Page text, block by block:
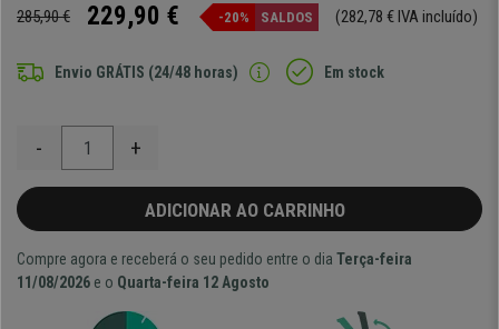
285,90 € 229,90 € -20% SALDOS (282,78 € IVA incluído)
Envio GRÁTIS (24/48 horas) Em stock
- +
ADICIONAR AO CARRINHO
Compre agora e receberá o seu pedido entre o dia Terça-feira
11/08/2026 e o Quarta-feira 12 Agosto